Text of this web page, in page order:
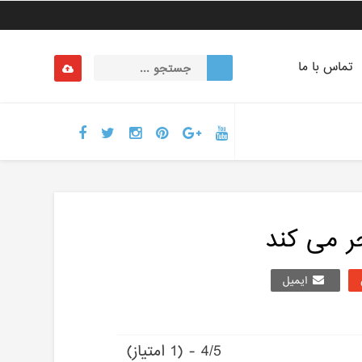
تماس با ما
مى کند
ایمیل
4/5 - (1 امتیاز)